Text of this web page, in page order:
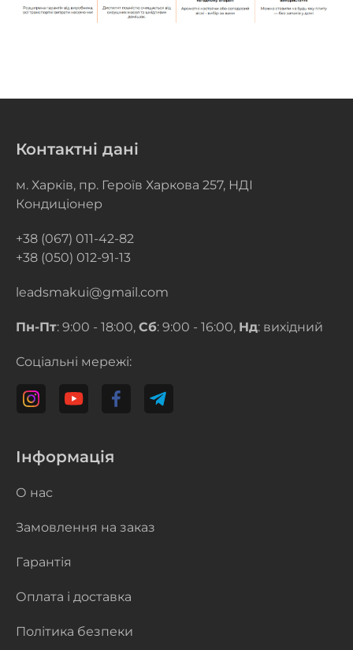
Контактні дані
м. Харків, пр. Героїв Харкова 257, НДІ
Кондиціонер
+38 (067) 011-42-82
+38 (050) 012-91-13
leadsmakui@gmail.com
Пн-Пт: 9:00 - 18:00, Сб: 9:00 - 16:00, Нд: вихідний
Соціальні мережі:
Інформація
О нас
Замовлення на заказ
Гарантія
Оплата і доставка
Політика безпеки